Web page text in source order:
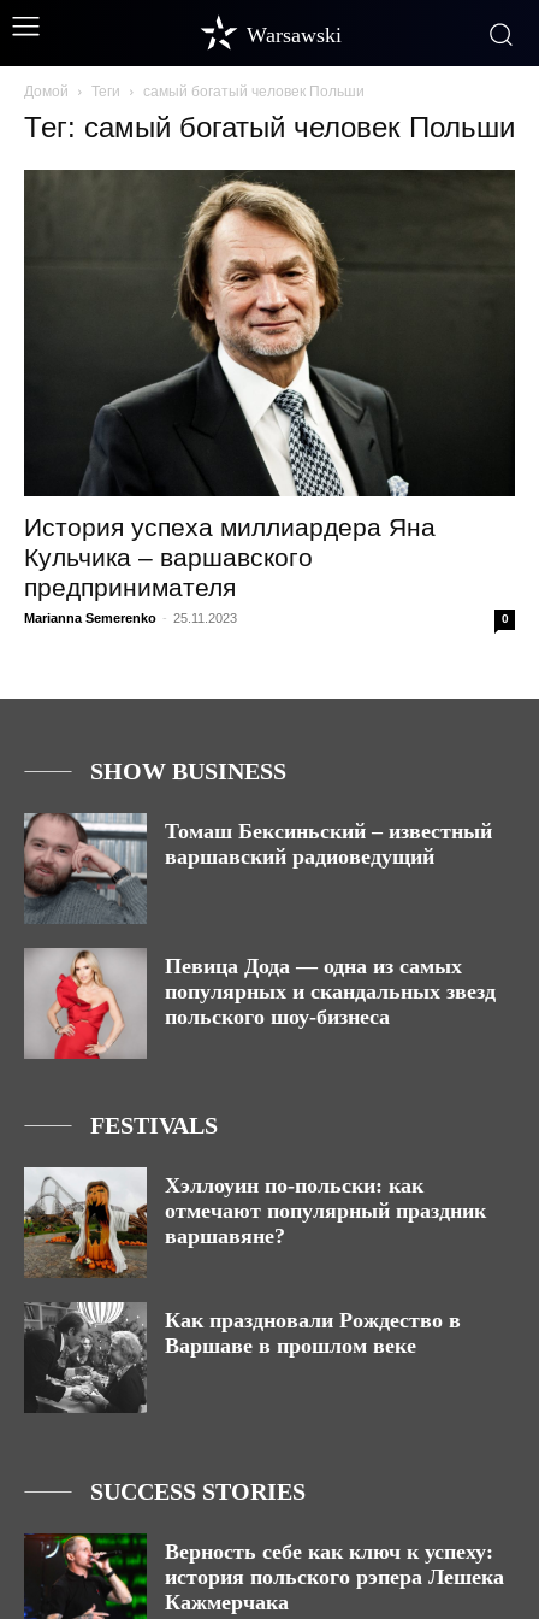
Warsawski
Домой Теги самый богатый человек Польши
Тег: самый богатый человек Польши
История успеха миллиардера Яна
Кульчика – варшавского
предпринимателя
Marianna Semerenko - 25.11.2023 0
SHOW BUSINESS
Томаш Бексиньский – известный
варшавский радиоведущий
Певица Дода — одна из самых
популярных и скандальных звезд
польского шоу-бизнеса
FESTIVALS
Хэллоуин по-польски: как
отмечают популярный праздник
варшавяне?
Как праздновали Рождество в
Варшаве в прошлом веке
SUCCESS STORIES
Верность себе как ключ к успеху:
история польского рэпера Лешека
Кажмерчака